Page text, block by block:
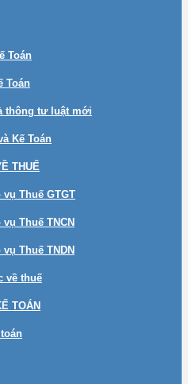
Toán
Toán
thông tư luật mới
Kế Toán
THUẾ
vụ Thuế GTGT
vụ Thuế TNCN
vụ Thuế TNDN
về thuế
TOÁN